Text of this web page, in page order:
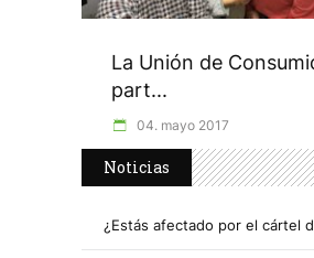
La Unión de
part...
04. mayo 2017
Noticias
¿Estás afectado por el cártel